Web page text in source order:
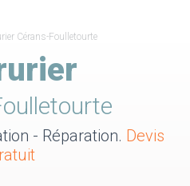
Cérans-Foulletourte
- Réparation. Devis